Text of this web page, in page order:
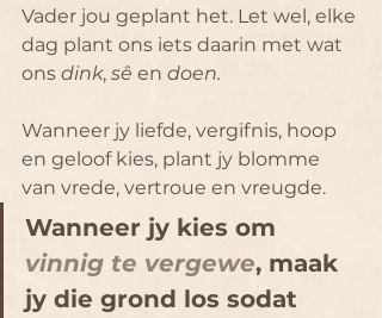
Vader jou geplant het. Let wel, elke
dag plant ons iets daarin met wat
ons dink, sê en doen.
Wanneer jy liefde, vergifnis, hoop
en geloof kies, plant jy blomme
van vrede, vertroue en vreugde.
Wanneer jy kies om
vinnig te vergewe, maak
jy die grond los sodat